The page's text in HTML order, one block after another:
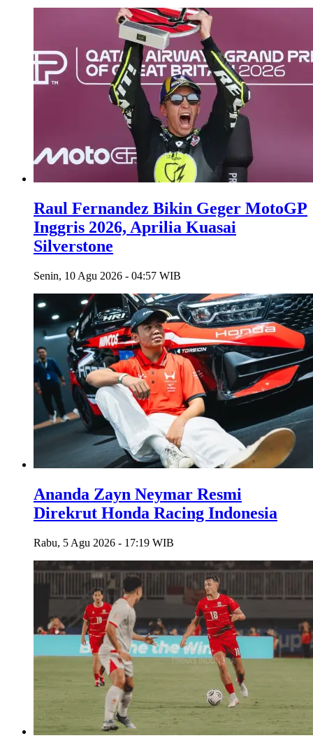
Raul Fernandez Bikin Geger MotoGP
Inggris 2026, Aprilia Kuasai
Silverstone
Senin, 10 Agu 2026 - 04:57 WIB
Ananda Zayn Neymar Resmi
Direkrut Honda Racing Indonesia
Rabu, 5 Agu 2026 - 17:19 WIB